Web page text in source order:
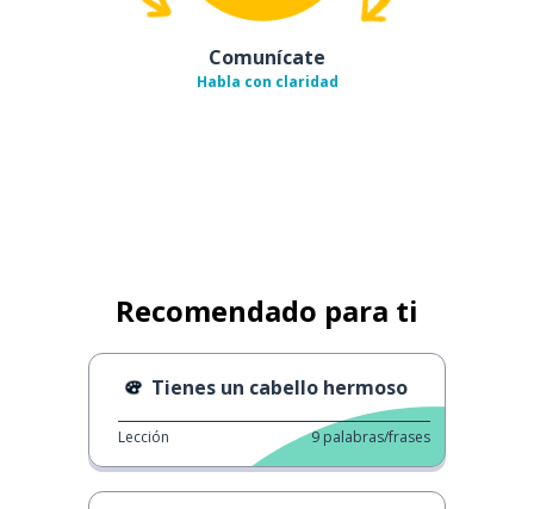
Comunícate
Habla con claridad
Recomendado para ti
Tienes un cabello hermoso
Lección 9 palabras/frases